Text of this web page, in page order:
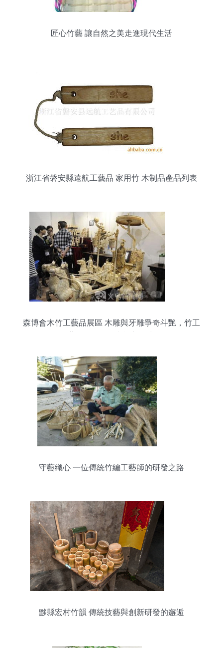
匠心竹藝 讓自然之美走進現代生活
浙江省磐安縣遠航工藝品 家用竹 木制品產品列表
森博會木竹工藝品展區 木雕與牙雕爭奇斗艷，竹工
守藝織心 一位傳統竹編工藝師的研發之路
黟縣宏村竹韻 傳統技藝與創新研發的邂逅